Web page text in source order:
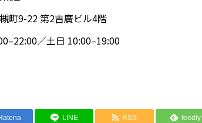
町9-22 第2吉廣ビル4階
／土日 10:00–19:00
LINE RSS feedly